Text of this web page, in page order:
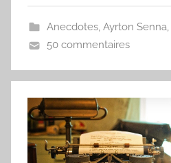
Anecdotes, Ayrton Senna,
50 commentaires